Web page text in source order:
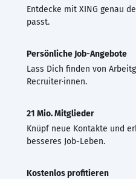
Entdecke mit XING genau
passt.
Persönliche Job-Angebote
Lass Dich finden von
Recruiter·innen.
21 Mio. Mitglieder
Knüpf neue Kontakte und
besseres Job-Leben.
Kostenlos profitieren